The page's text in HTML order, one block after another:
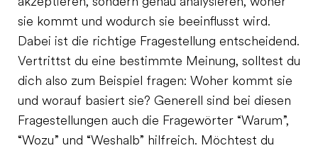
sie kommt und wodurch sie beeinflusst wird.
Dabei ist die richtige Fragestellung entscheidend.
Vertrittst du eine bestimmte Meinung, solltest du
dich also zum Beispiel fragen: Woher kommt sie
und worauf basiert sie? Generell sind bei diesen
Fragestellungen auch die Fragewörter “Warum”,
“Wozu” und “Weshalb” hilfreich. Möchtest du